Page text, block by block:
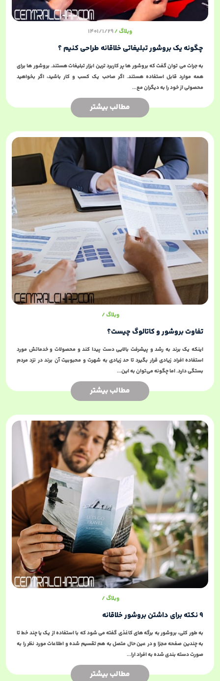
وبلاگ 1401/1/29
چگونه یک بروشور تبلیغاتی خلاقانه طراحی کنیم ؟
به جرات می توان گفت که بروشور ها پر کاربرد ترین ابزار تبلیغات هستند. بروشور ها برای
همه موارد قابل استفاده هستند. اگر صاحب یک کسب و کار باشید، اگر بخواهید
محصولی از خود را به دیگران مع...
مطالب بیشتر
وبلاگ
تفاوت بروشور و کاتالوگ چیست؟
اینکه یک برند به رشد و پیشرفت بالایی دست پیدا کند و محصولات و خدماتش مورد
استفاده افراد زیادی قرار بگیرد تا حد زیادی به شهرت و محبوبیت آن برند در نزد مردم
بستگی دارد. اما چگونه می‌توان به این...
مطالب بیشتر
وبلاگ
9 نکته براي داشتن بروشور خلاقانه
به طور کلي، بروشور به برگه هاي کاغذي گفته مي شود که با استفاده از يک يا چند خط تا
به چندين صفحه مجزا و در عين حال متصل به هم تقسيم شده و اطلاعات مورد نظر را به
صورت دسته بندي شده به افراد ارا...
مطالب بیشتر